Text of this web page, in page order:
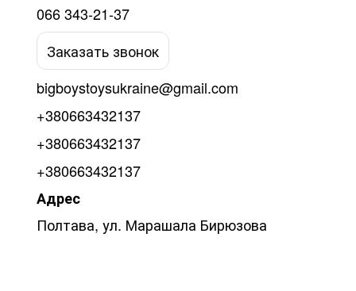
066 343-21-37
Заказать звонок
bigboystoysukraine@gmail.com
+380663432137
+380663432137
+380663432137
Адрес
Полтава, ул. Марашала Бирюзова